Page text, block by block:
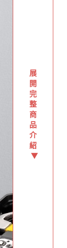
展
開
完
整
商
品
介
紹
▼